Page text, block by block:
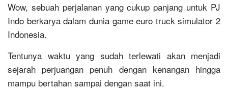
Wow, sebuah perjalanan yang cukup panjang untuk PJ
Indo berkarya dalam dunia game euro truck simulator 2
Indonesia.
Tentunya waktu yang sudah terlewati akan menjadi
sejarah perjuangan penuh dengan kenangan hingga
mampu bertahan sampai dengan saat ini.